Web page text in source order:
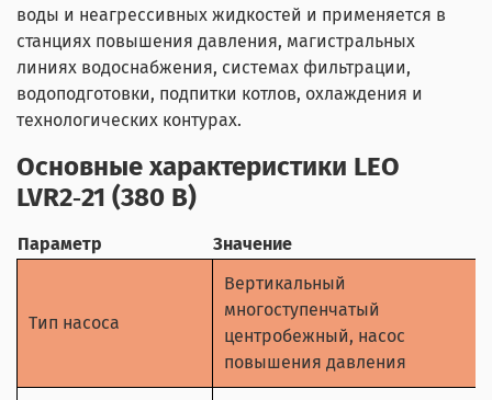
воды и неагрессивных жидкостей и применяется в
станциях повышения давления, магистральных
линиях водоснабжения, системах фильтрации,
водоподготовки, подпитки котлов, охлаждения и
технологических контурах.
Основные характеристики LEO
LVR2‑21 (380 В)
Параметр Значение
Тип насоса
Вертикальный
многоступенчатый
центробежный, насос
повышения давления